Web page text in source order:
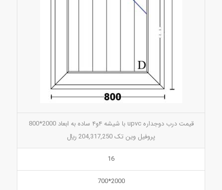
قیمت درب دوجداره upvc با شیشه ۴و۴ ساده به ابعاد 2000*800
پروفیل وین تک 204,317,250 ريال
16
2000*700